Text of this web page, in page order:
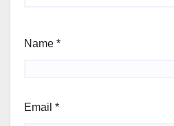
Name *
Email *